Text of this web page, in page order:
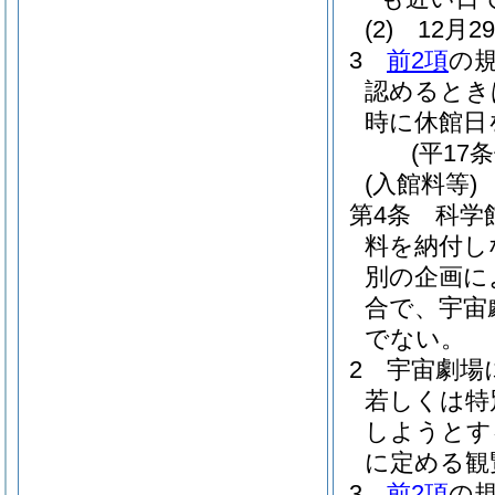
(2)
12月
3
前2項の
認めると
時に休館
(平17
(入館料等)
第4条
科学
料を納付
別の企画
合で、宇
でない。
2
宇宙劇場
若しくは
しようと
に定める